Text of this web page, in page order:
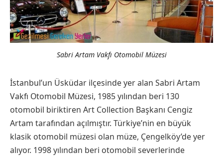
Sabri Artam Vakfı Otomobil Müzesi
İstanbul’un Üsküdar ilçesinde yer alan Sabri Artam
Vakfı Otomobil Müzesi, 1985 yılından beri 130
otomobil biriktiren Art Collection Başkanı Cengiz
Artam tarafından açılmıştır. Türkiye’nin en büyük
klasik otomobil müzesi olan müze, Çengelköy’de yer
alıyor. 1998 yılından beri otomobil severlerinde